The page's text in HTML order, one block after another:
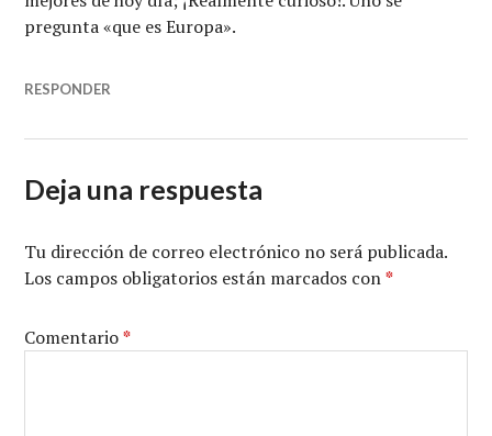
pregunta «que es Europa».
RESPONDER
Deja una respuesta
Tu dirección de correo electrónico no será publicada.
Los campos obligatorios están marcados con*
Comentario*